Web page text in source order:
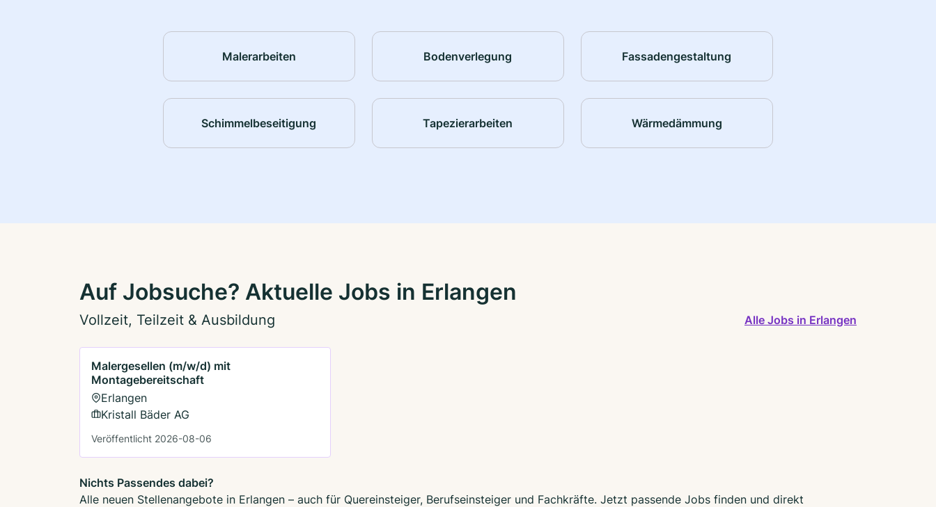
Malerarbeiten Bodenverlegung Fassadengestaltung
Schimmelbeseitigung Tapezierarbeiten Wärmedämmung
Auf Jobsuche? Aktuelle Jobs in Erlangen
Vollzeit, Teilzeit & Ausbildung Alle Jobs in Erlangen
Malergesellen (m/w/d) mit
Montagebereitschaft
Erlangen
Kristall Bäder AG
Veröffentlicht 2026-08-06
Nichts Passendes dabei?
Alle neuen Stellenangebote in Erlangen – auch für Quereinsteiger, Berufseinsteiger und Fachkräfte. Jetzt passende Jobs finden und direkt